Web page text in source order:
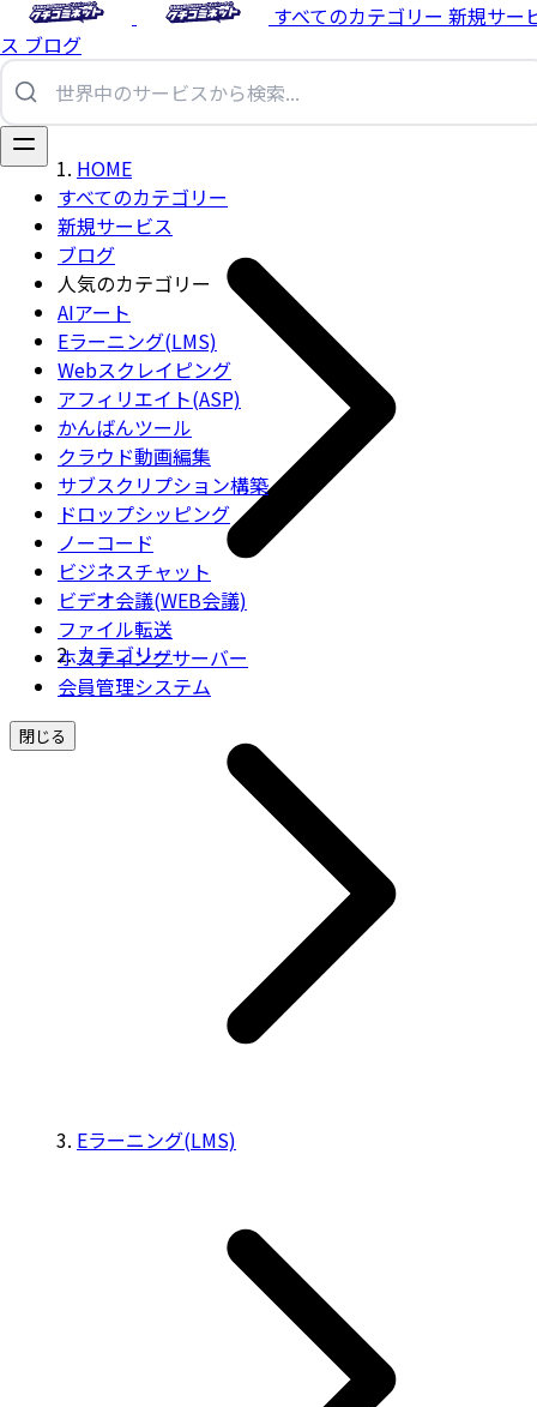
すべてのカテゴリー 新規サー
ス ブログ
すべてのカテゴリー
新規サービス
ブログ
人気のカテゴリー
AIアート
Eラーニング(LMS)
Webスクレイピング
アフィリエイト(ASP)
かんばんツール
クラウド動画編集
サブスクリプション構築
ドロップシッピング
ノーコード
ビジネスチャット
ビデオ会議(WEB会議)
ファイル転送
ホスティングサーバー
会員管理システム
閉じる
HOME
カテゴリー
Eラーニング(LMS)